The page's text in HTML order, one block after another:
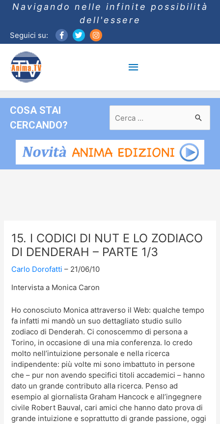
Navigando nelle infinite possibilità
dell'essere
Seguici su:
Menu
principale
COSA STAI
CERCANDO?
per:
15. I CODICI DI NUT E LO ZODIACO
DI DENDERAH – PARTE 1/3
Carlo Dorofatti
21/06/10
Intervista a Monica Caron
Ho conosciuto Monica attraverso il Web: qualche tempo
fa infatti mi mandò un suo dettagliato studio sullo
zodiaco di Denderah. Ci conoscemmo di persona a
Torino, in occasione di una mia conferenza. Io credo
molto nell’intuizione personale e nella ricerca
indipendente: più volte mi sono imbattuto in persone
che – pur non avendo specifici titoli accademici – hanno
dato un grande contributo alla ricerca. Penso ad
esempio al giornalista Graham Hancock e all’ingegnere
civile Robert Bauval, cari amici che hanno dato prova di
grande intuizione e soprattutto di grande passione, oggi